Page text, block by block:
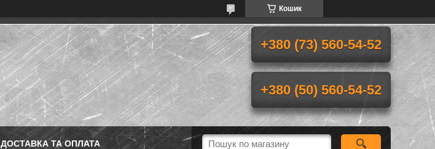
Кошик
+380 (73) 560-54-52
+380 (50) 560-54-52
ДОСТАВКА ТА ОПЛАТА